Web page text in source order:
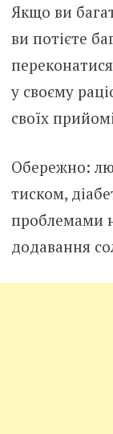
Якщо ви
ви потієте
у своєму
своїх
Обережно:
тиском,
проблемами
додавання